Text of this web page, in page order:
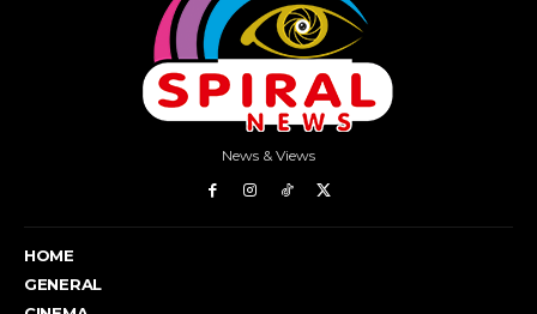
News & Views
HOME
GENERAL